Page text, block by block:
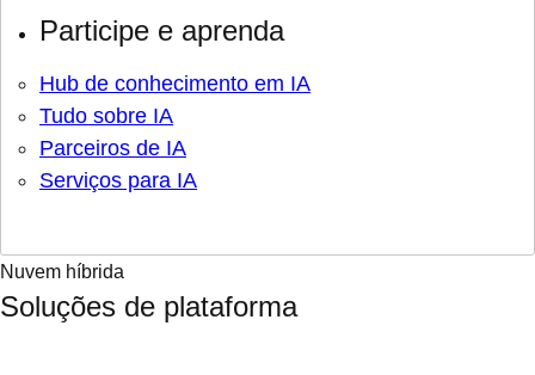
Participe e aprenda
Hub de conhecimento em IA
Tudo sobre IA
Parceiros de IA
Serviços para IA
Nuvem híbrida
Soluções de plataforma